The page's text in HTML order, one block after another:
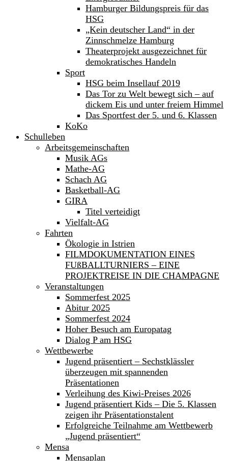
Hamburger Bildungspreis für das
HSG
„Kein deutscher Land“ in der
Zinnschmelze Hamburg
Theaterprojekt ausgezeichnet für
demokratisches Handeln
Sport
HSG beim Insellauf 2019
Das Tor zu Welt bewegt sich – auf
dickem Eis und unter freiem Himmel
Das Sportfest der 5. und 6. Klassen
KoKo
Schulleben
Arbeitsgemeinschaften
Musik AGs
Mathe-AG
Schach AG
Basketball-AG
GIRA
Titel verteidigt
Vielfalt-AG
Fahrten
Ökologie in Istrien
FILMDOKUMENTATION EINES
FUßBALLTURNIERS – EINE
PROJEKTREISE IN DIE CHAMPAGNE
Veranstaltungen
Sommerfest 2025
Abitur 2025
Sommerfest 2024
Hoher Besuch am Europatag
Dialog P am HSG
Wettbewerbe
Jugend präsentiert – Sechstklässler
überzeugen mit spannenden
Präsentationen
Verleihung des Kiwi-Preises 2026
Jugend präsentiert Kids – Die 5. Klassen
zeigen ihr Präsentationstalent
Erfolgreiche Teilnahme am Wettbewerb
„Jugend präsentiert“
Mensa
Mensaplan